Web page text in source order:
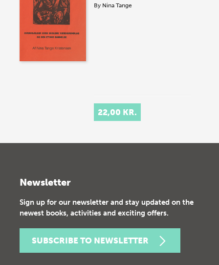
By Nina Tange
22,00 KR.
Newsletter
Sign up for our newsletter and stay updated on the
newest books, activities and exciting offers.
SUBSCRIBE TO NEWSLETTER